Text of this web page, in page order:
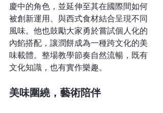
慶中的角色，並延伸至其在國際間如何
被創新運用、與西式食材結合呈現不同
風味。他也鼓勵大家勇於嘗試個人化的
內餡搭配，讓潤餅成為一種跨文化的美
味載體。整場教學節奏自然流暢，既有
文化知識，也有實作樂趣。
美味圍繞，藝術陪伴